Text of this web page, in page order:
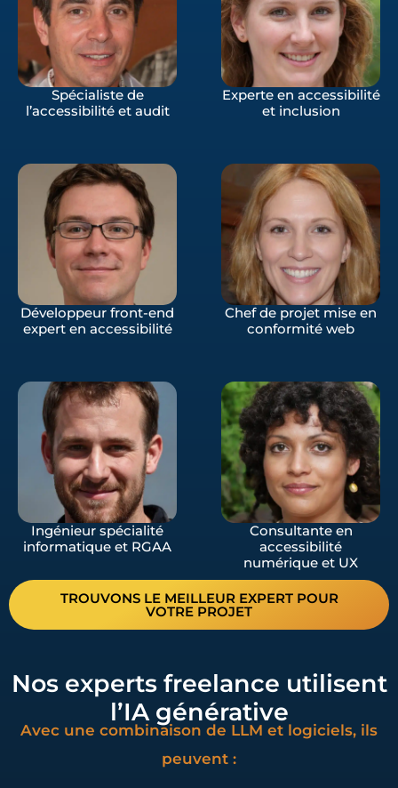
Spécialiste de
l’accessibilité et audit
Experte en accessibilité
et inclusion
Développeur front-end
expert en accessibilité
Chef de projet mise en
conformité web
Ingénieur spécialité
informatique et RGAA
Consultante en
accessibilité
numérique et UX
TROUVONS LE MEILLEUR EXPERT POUR
VOTRE PROJET
Nos experts freelance utilisent
l’IA générative
Avec une combinaison de LLM et logiciels, ils
peuvent :